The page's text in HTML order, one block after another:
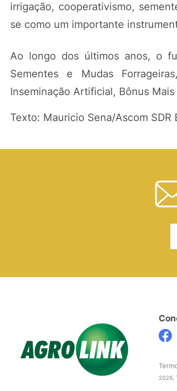
irrigação, cooperativismo,
se como um importante
Ao longo dos últimos anos, o
Sementes e Mudas
Inseminação Artificial, Bônus
Texto: Mauricio Sena/Ascom SDR
2026,